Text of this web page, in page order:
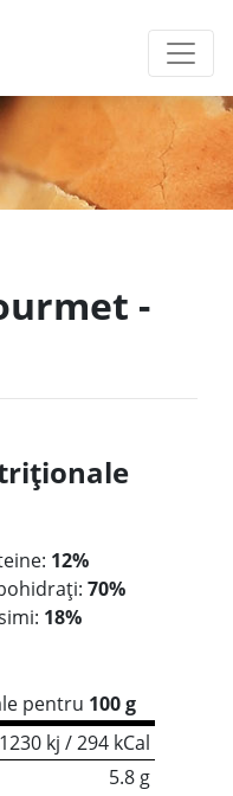
-
12%
70%
18%
pentru 100 g
1230 kj / 294 kCal
5.8 g